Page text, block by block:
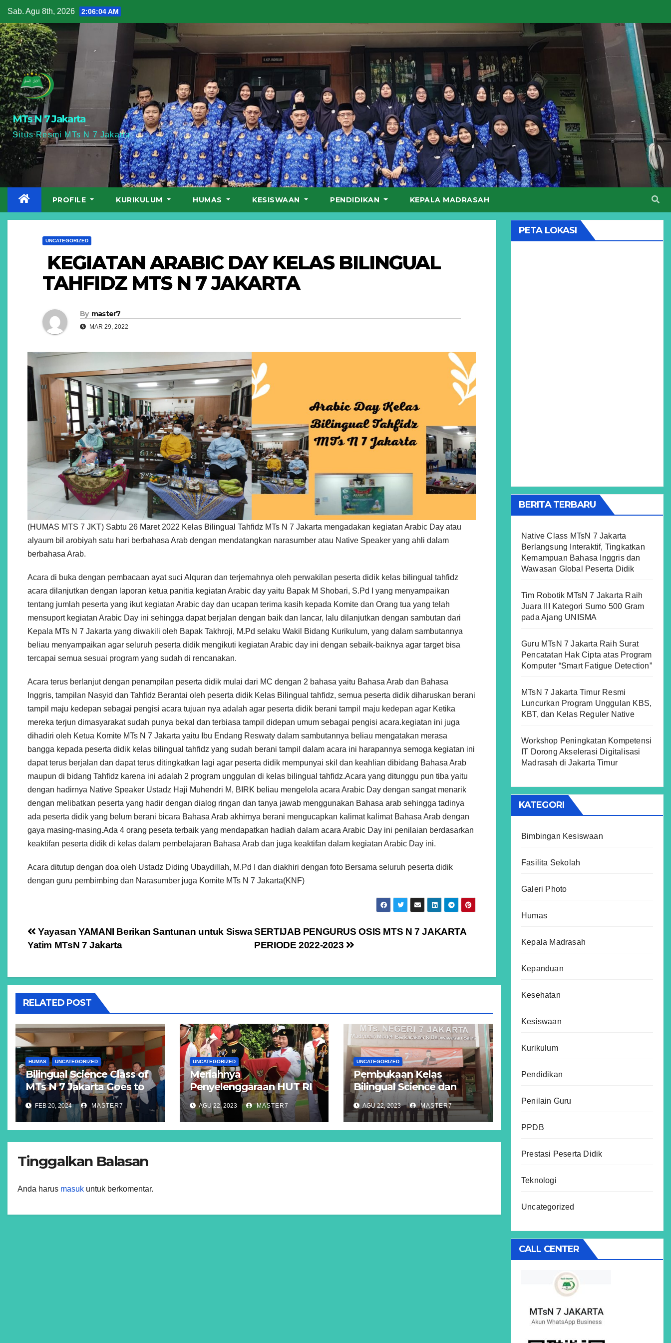
Skip
to
content
Sab. Agu 8th, 2026 2:06:05 AM
MTs N 7 Jakarta
Situs Resmi MTs N 7 Jakarta
PROFILE KURIKULUM HUMAS KESISWAAN PENDIDIKAN KEPALA MADRASAH
UNCATEGORIZED
KEGIATAN ARABIC DAY KELAS BILINGUAL
TAHFIDZ MTS N 7 JAKARTA
By master7
MAR 29, 2022
(HUMAS MTS 7 JKT) Sabtu 26 Maret 2022 Kelas Bilingual Tahfidz MTs N 7 Jakarta mengadakan kegiatan Arabic Day atau
alyaum bil arobiyah satu hari berbahasa Arab dengan mendatangkan narasumber atau Native Speaker yang ahli dalam
berbahasa Arab.
Acara di buka dengan pembacaan ayat suci Alquran dan terjemahnya oleh perwakilan peserta didik kelas bilingual tahfidz
acara dilanjutkan dengan laporan ketua panitia kegiatan Arabic day yaitu Bapak M Shobari, S.Pd I yang menyampaikan
tentang jumlah peserta yang ikut kegiatan Arabic day dan ucapan terima kasih kepada Komite dan Orang tua yang telah
mensuport kegiatan Arabic Day ini sehingga dapat berjalan dengan baik dan lancar, lalu dilanjutkan dengan sambutan dari
Kepala MTs N 7 Jakarta yang diwakili oleh Bapak Takhroji, M.Pd selaku Wakil Bidang Kurikulum, yang dalam sambutannya
beliau menyampaikan agar seluruh peserta didik mengikuti kegiatan Arabic day ini dengan sebaik-baiknya agar target bisa
tercapai semua sesuai program yang sudah di rencanakan.
Acara terus berlanjut dengan penampilan peserta didik mulai dari MC dengan 2 bahasa yaitu Bahasa Arab dan Bahasa
Inggris, tampilan Nasyid dan Tahfidz Berantai oleh peserta didik Kelas Bilingual tahfidz, semua peserta didik diharuskan berani
tampil maju kedepan sebagai pengisi acara tujuan nya adalah agar peserta didik berani tampil maju kedepan agar Ketika
mereka terjun dimasyarakat sudah punya bekal dan terbiasa tampil didepan umum sebagai pengisi acara.kegiatan ini juga
dihadiri oleh Ketua Komite MTs N 7 Jakarta yaitu Ibu Endang Reswaty dalam sambutannya beliau mengatakan merasa
bangga kepada peserta didik kelas bilingual tahfidz yang sudah berani tampil dalam acara ini harapannya semoga kegiatan ini
dapat terus berjalan dan dapat terus ditingkatkan lagi agar peserta didik mempunyai skil dan keahlian dibidang Bahasa Arab
maupun di bidang Tahfidz karena ini adalah 2 program unggulan di kelas bilingual tahfidz.Acara yang ditunggu pun tiba yaitu
dengan hadirnya Native Speaker Ustadz Haji Muhendri M, BIRK beliau mengelola acara Arabic Day dengan sangat menarik
dengan melibatkan peserta yang hadir dengan dialog ringan dan tanya jawab menggunakan Bahasa arab sehingga tadinya
ada peserta didik yang belum berani bicara Bahasa Arab akhirnya berani mengucapkan kalimat kalimat Bahasa Arab dengan
gaya masing-masing.Ada 4 orang peseta terbaik yang mendapatkan hadiah dalam acara Arabic Day ini penilaian berdasarkan
keaktifan peserta didik di kelas dalam pembelajaran Bahasa Arab dan juga keaktifan dalam kegiatan Arabic Day ini.
Acara ditutup dengan doa oleh Ustadz Diding Ubaydillah, M.Pd I dan diakhiri dengan foto Bersama seluruh peserta didik
dengan guru pembimbing dan Narasumber juga Komite MTs N 7 Jakarta(KNF)
Navigasi
SERTIJAB PENGURUS OSIS MTS N 7 JAKARTA
PERIODE 2022-2023
Yayasan YAMANI Berikan Santunan untuk Siswa
Yatim MTsN 7 Jakarta
RELATED POST
HUMAS UNCATEGORIZED
Bilingual Science Class of
MTs N 7 Jakarta Goes to
Indonesia Science Center
TMII.
FEB 20, 2024 MASTER7
UNCATEGORIZED
Meriahnya
Penyelenggaraan HUT RI
Ke-78 di MTs Negeri 7
Jakarta
AGU 22, 2023 MASTER7
UNCATEGORIZED
Pembukaan Kelas
Bilingual Science dan
Kelas Bilingual Tahfidz
MTs Negeri 7 Jakarts
Timur Tahun Pelajaran
AGU 22, 2023 MASTER7
Tinggalkan Balasan
Anda harus masuk untuk berkomentar.
PETA LOKASI
BERITA TERBARU
Native Class MTsN 7 Jakarta
Berlangsung Interaktif, Tingkatkan
Kemampuan Bahasa Inggris dan
Wawasan Global Peserta Didik
Tim Robotik MTsN 7 Jakarta Raih
Juara III Kategori Sumo 500 Gram
pada Ajang UNISMA
Guru MTsN 7 Jakarta Raih Surat
Pencatatan Hak Cipta atas Program
Komputer “Smart Fatigue Detection”
MTsN 7 Jakarta Timur Resmi
Luncurkan Program Unggulan KBS,
KBT, dan Kelas Reguler Native
Workshop Peningkatan Kompetensi
IT Dorong Akselerasi Digitalisasi
Madrasah di Jakarta Timur
KATEGORI
Bimbingan Kesiswaan
Fasilita Sekolah
Galeri Photo
Humas
Kepala Madrasah
Kepanduan
Kesehatan
Kesiswaan
Kurikulum
Pendidikan
Penilain Guru
PPDB
Prestasi Peserta Didik
Teknologi
Uncategorized
CALL CENTER